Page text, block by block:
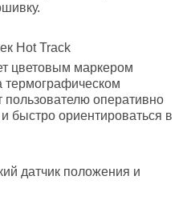
HotTrack
цветовым маркером
термографическом
пользователю оперативно
быстро ориентироваться в
датчик положения и